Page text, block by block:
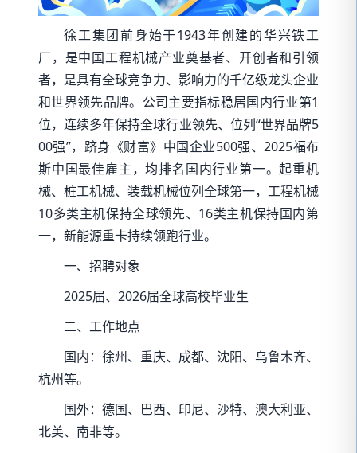
徐工集团前身始于1943年创建的华兴铁工
厂，是中国工程机械产业奠基者、开创者和引领
者，是具有全球竞争力、影响力的千亿级龙头企业
和世界领先品牌。公司主要指标稳居国内行业第1
位，连续多年保持全球行业领先、位列“世界品牌5
00强”，跻身《财富》中国企业500强、2025福布
斯中国最佳雇主，均排名国内行业第一。起重机
械、桩工机械、装载机械位列全球第一，工程机械
10多类主机保持全球领先、16类主机保持国内第
一，新能源重卡持续领跑行业。
一、招聘对象
2025届、2026届全球高校毕业生
二、工作地点
国内：徐州、重庆、成都、沈阳、乌鲁木齐、
杭州等。
国外：德国、巴西、印尼、沙特、澳大利亚、
北美、南非等。